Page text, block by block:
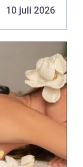
10 juli 2026